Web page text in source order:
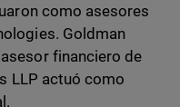
como asesores
Goldman
financiero de
LLP actuó como